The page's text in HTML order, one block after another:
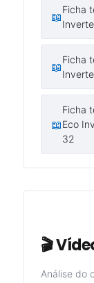
📖
Ficha
📖
Ficha
📖
Ficha
Eco
32
🎬
Análise do